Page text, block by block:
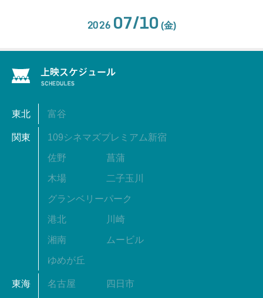
2026 07/10 (金)
東北 富谷
関東 109シネマズプレミアム新宿
佐野 菖蒲
木場 二子玉川
グランベリーパーク
港北 川崎
湘南 ムービル
ゆめが丘
東海 名古屋 四日市